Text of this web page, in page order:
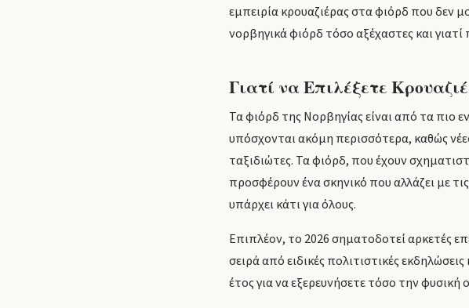
εμπειρία κρουαζιέρας στα φιόρδ που δεν
νορβηγικά φιόρδ τόσο αξέχαστες και γιατί
Γιατί να Επιλέξετε
Τα φιόρδ της Νορβηγίας είναι από τα πιο
υπόσχονται ακόμη περισσότερα, καθώς
ταξιδιώτες. Τα φιόρδ, που έχουν
προσφέρουν ένα σκηνικό που αλλάζει με
υπάρχει κάτι για όλους.
Επιπλέον, το 2026 σηματοδοτεί αρκετές
σειρά από ειδικές πολιτιστικές
έτος για να εξερευνήσετε τόσο την